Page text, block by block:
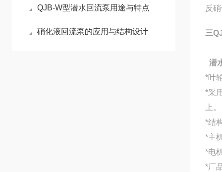
QJB-W型潜水回流泵用途与特点
硝化液回流泵的应用与结构设计
反
三
潜
*叶
*采
上。
*结
*主
*电
*厂